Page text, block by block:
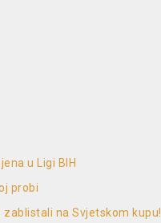
u Ligi BIH
probi
zablistali na Svjetskom kupu!